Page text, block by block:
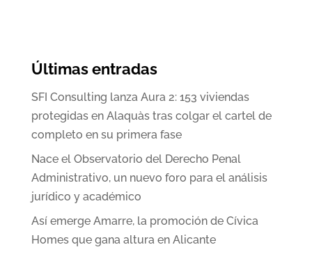
Últimas entradas
SFI Consulting lanza Aura 2: 153 viviendas
protegidas en Alaquàs tras colgar el cartel de
completo en su primera fase
Nace el Observatorio del Derecho Penal
Administrativo, un nuevo foro para el análisis
jurídico y académico
Así emerge Amarre, la promoción de Cívica
Homes que gana altura en Alicante